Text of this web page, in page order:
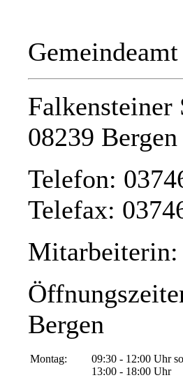
Falkensteiner
08239 Bergen
Telefon:
Telefax:
Mitarbeiterin:
Bergen
Montag:
09:30 - 12:00 Uhr
13:00 - 18:00 Uhr